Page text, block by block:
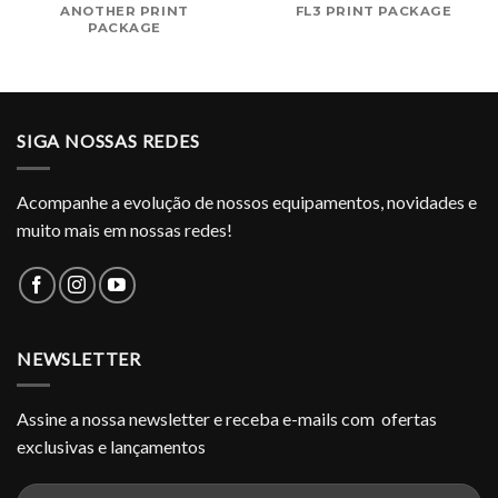
ANOTHER PRINT
PACKAGE
FL3 PRINT PACKAGE
SIGA NOSSAS REDES
Acompanhe a evolução de nossos equipamentos, novidades e
muito mais em nossas redes!
NEWSLETTER
Assine a nossa newsletter e receba e-mails com ofertas
exclusivas e lançamentos